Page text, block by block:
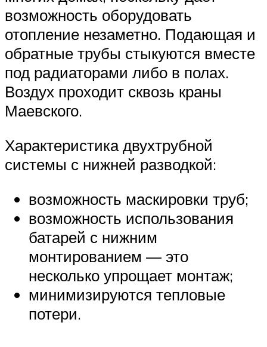
возможность оборудовать
отопление незаметно. Подающая и
обратные трубы стыкуются вместе
под радиаторами либо в полах.
Воздух проходит сквозь краны
Маевского.
Характеристика двухтрубной
системы с нижней разводкой:
возможность маскировки труб;
возможность использования
батарей с нижним
монтированием — это
несколько упрощает монтаж;
минимизируются тепловые
потери.